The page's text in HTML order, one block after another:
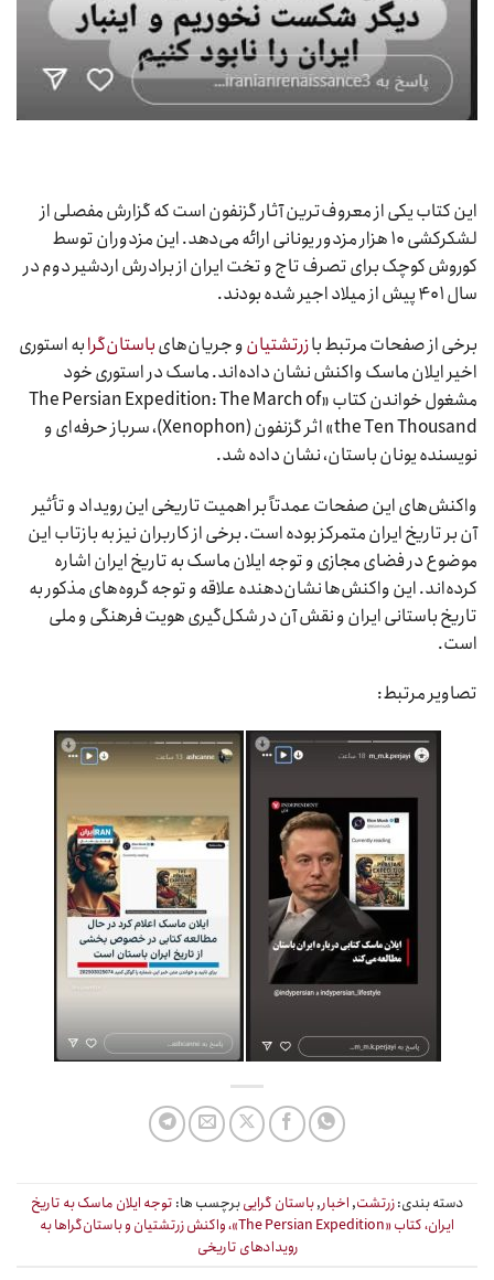
این کتاب یکی از معروف‌ترین آثار گزنفون است که گزارش مفصلی از
لشکرکشی ۱۰ هزار مزدور یونانی ارائه می‌دهد. این مزدوران توسط
کوروش کوچک برای تصرف تاج و تخت ایران از برادرش اردشیر دوم در
سال ۴۰۱ پیش از میلاد اجیر شده بودند.
برخی از صفحات مرتبط بازرتشتیانو جریان‌هایباستان‌گرابه استوری
اخیر ایلان ماسک واکنش نشان داده‌اند. ماسک در استوری خود
مشغول خواندن کتاب «The Persian Expedition: The March of
the Ten Thousand» اثر گزنفون (Xenophon)، سرباز حرفه‌ای و
نویسنده یونان باستان، نشان داده شد.
واکنش‌های این صفحات عمدتاً بر اهمیت تاریخی این رویداد و تأثیر
آن بر تاریخ ایران متمرکز بوده است. برخی از کاربران نیز به بازتاب این
موضوع در فضای مجازی و توجه ایلان ماسک به تاریخ ایران اشاره
کرده‌اند. این واکنش‌ها نشان‌دهنده علاقه و توجه گرو‌ه‌های مذکور به
تاریخ باستانی ایران و نقش آن در شکل‌گیری هویت فرهنگی و ملی
است.
تصاویر مرتبط:
دسته بندی:زرتشت, اخبار,باستان گراییبرچسب ها: توجه ایلان ماسک به تاریخ
ایران، کتاب «The Persian Expedition»، واکنش زرتشتیان و باستان‌گراها به
رویدادهای تاریخی